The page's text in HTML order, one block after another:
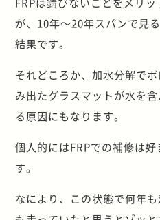
が、10年～20年スパンで見
結果です。
それどころか、加水分解で
み出たグラスマットが水を
る原因にもなります。
個人的にはFRPでの補修は
す。
なにより、この状態で何年